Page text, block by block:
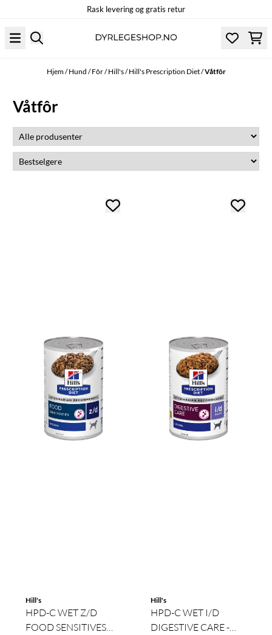
Rask levering og gratis retur
Hjem/Hund /Fôr/Hill's/Hill's Prescription Diet/Våtfôr
Våtfôr
Hill's
HPD-C WET Z/D
FOOD SENSITIVES
Hill's
HPD-C WET I/D
DIGESTIVE CARE -